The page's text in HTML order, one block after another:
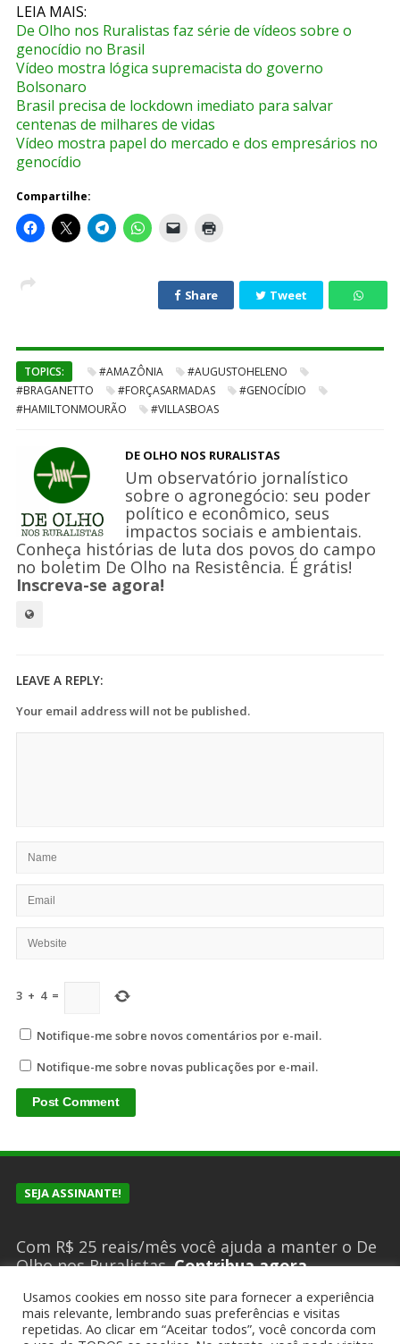
LEIA MAIS:
De Olho nos Ruralistas faz série de vídeos sobre o
genocídio no Brasil
Vídeo mostra lógica supremacista do governo
Bolsonaro
Brasil precisa de lockdown imediato para salvar
centenas de milhares de vidas
Vídeo mostra papel do mercado e dos empresários no
genocídio
Compartilhe:
Share Tweet
TOPICS: #AMAZÔNIA
#AUGUSTOHELENO
#BRAGANETTO
#FORÇASARMADAS
#GENOCÍDIO
#HAMILTONMOURÃO
#VILLASBOAS
DE OLHO NOS RURALISTAS
Um observatório jornalístico
sobre o agronegócio: seu poder
político e econômico, seus
impactos sociais e ambientais.
Conheça histórias de luta dos povos do campo
no boletim De Olho na Resistência. É grátis!
Inscreva-se agora!
LEAVE A REPLY:
Your email address will not be published.
3 + 4 =
Notifique-me sobre novos comentários por e-mail.
Notifique-me sobre novas publicações por e-mail.
SEJA ASSINANTE!
Com R$ 25 reais/mês você ajuda a manter o De
Olho nos Ruralistas.Contribua agora
SUGESTÕES DE PAUTA?
Usamos cookies em nosso site para fornecer a experiência
mais relevante, lembrando suas preferências e visitas
repetidas. Ao clicar em “Aceitar todos”, você concorda com